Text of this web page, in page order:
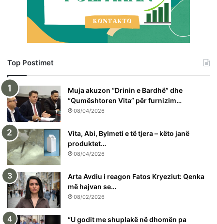
Top Postimet
Muja akuzon “Drinin e Bardhë” dhe
“Qumështoren Vita” për furnizim…
08/04/2026
Vita, Abi, Bylmeti e të tjera – këto janë
produktet…
08/04/2026
Arta Avdiu i reagon Fatos Kryeziut: Qenka
më hajvan se…
08/02/2026
“U godit me shuplakë në dhomën pa